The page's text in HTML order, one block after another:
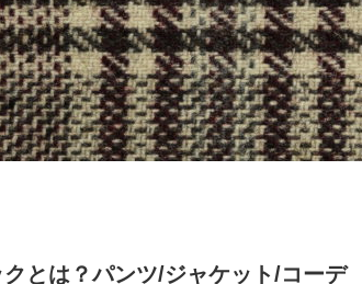
とは？パンツ/ジャケット/コーデ